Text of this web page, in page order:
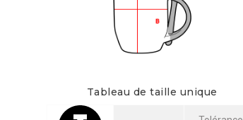
Tableau de taille unique